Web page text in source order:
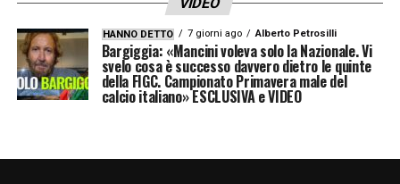
HANNO DETTO 7 giorni ago Alberto Petrosilli
Bargiggia: «Mancini voleva solo la Nazionale. Vi
svelo cosa è successo davvero dietro le quinte
della FIGC. Campionato Primavera male del
calcio italiano» ESCLUSIVA e VIDEO